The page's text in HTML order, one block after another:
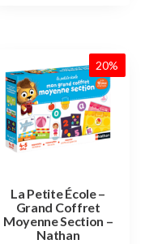
20%
La Petite École –
Grand Coffret
Moyenne Section –
Nathan